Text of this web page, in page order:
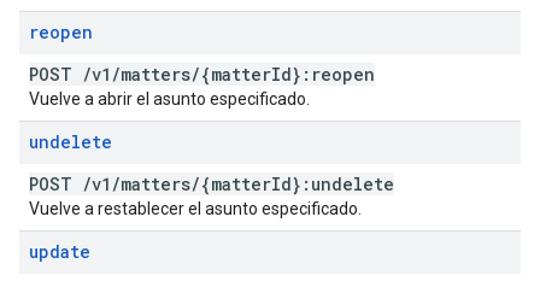
reopen
POST /v1 /matters/{matterId}:reopen
Vuelve a abrir el asunto especificado.
undelete
POST /v1 /matters/{matterId}:undelete
Vuelve a restablecer el asunto especificado.
update